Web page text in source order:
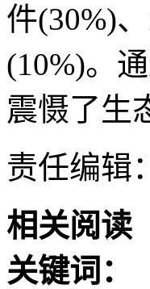
件(30%)
(10%)。
震慑了生
责任编辑
相关阅读
关键词：